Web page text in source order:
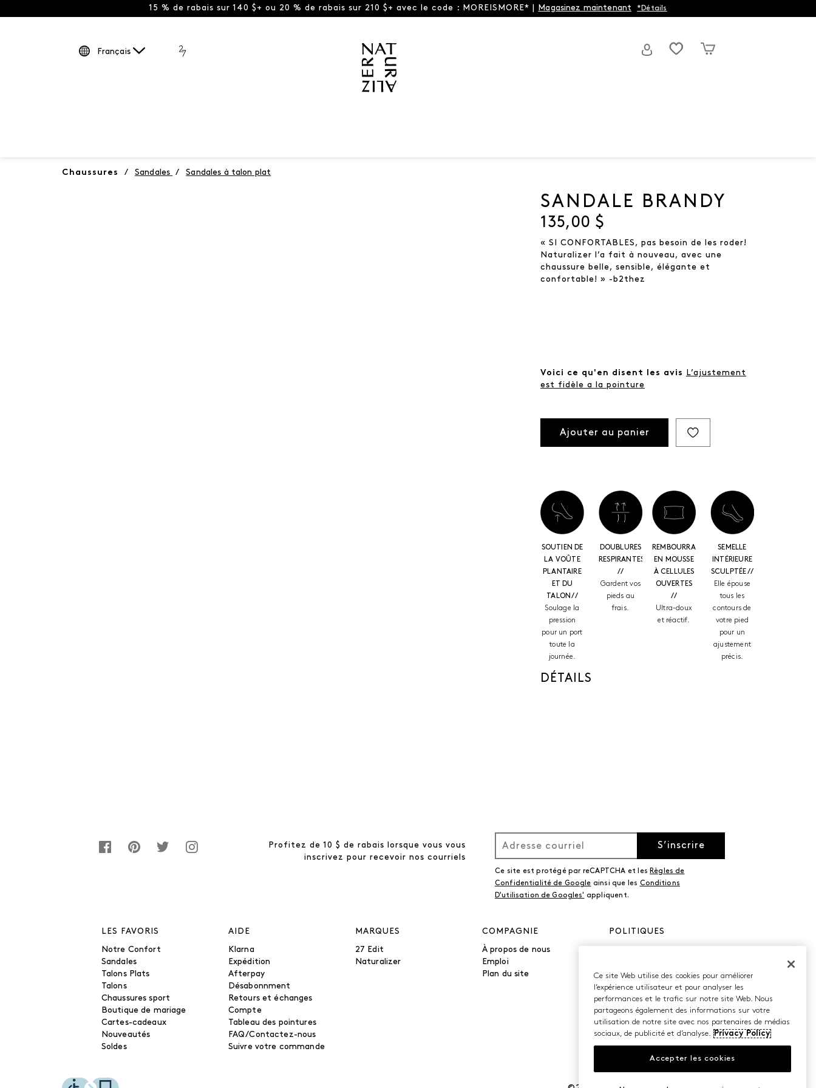
15 % de rabais sur 140 $+ ou 20 % de rabais sur 210 $+ avec le code : MOREISMORE* | Magasinez maintenant *Détails
Français
Chaussures / Sandales / Sandales à talon plat
SANDALE BRANDY
Prix actuel
135,00 $
« SI CONFORTABLES, pas besoin de les roder!
Naturalizer l’a fait à nouveau, avec une
chaussure belle, sensible, élégante et
confortable! » -b2thez
Voici ce qu'en disent les avis L’ajustement
est fidèle a la pointure
Ajouter au panier
SOUTIEN DE
LA VOÛTE
PLANTAIRE
ET DU
TALON //
Soulage la
pression
pour un port
toute la
journée.
DOUBLURES
RESPIRANTES
//
Gardent vos
pieds au
frais.
REMBOURRAGE
EN MOUSSE
À CELLULES
OUVERTES
//
Ultra-doux
et réactif.
SEMELLE
INTÉRIEURE
SCULPTÉE //
Elle épouse
tous les
contours de
votre pied
pour un
ajustement
précis.
DÉTAILS
Profitez de 10 $ de rabais lorsque vous vous
inscrivez pour recevoir nos courriels
S’inscrire
Ce site est protégé par reCAPTCHA et les Règles de
Confidentialité de Google ainsi que les Conditions
D'utilisation de Googles' appliquent.
LES FAVORIS
Notre Confort
Sandales
Talons Plats
Talons
Chaussures sport
Boutique de mariage
Cartes-cadeaux
Nouveautés
Soldes
AIDE
Klarna
Expédition
Afterpay
Désabonnment
Retours et échanges
Compte
Tableau des pointures
FAQ/Contactez-nous
Suivre votre commande
MARQUES
27 Edit
Naturalizer
COMPAGNIE
À propos de nous
Emploi
Plan du site
POLITIQUES
Conditions d’utilisation
Accessibilité
Ce site Web utilise des cookies pour améliorer
l’expérience utilisateur et pour analyser les
performances et le trafic sur notre site Web. Nous
partageons également des informations sur votre
utilisation de notre site avec nos partenaires de médias
sociaux, de publicité et d’analyse.
Privacy Policy
Accepter les cookies